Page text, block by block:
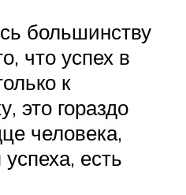
большинству
что успех в
к
это гораздо
человека,
есть